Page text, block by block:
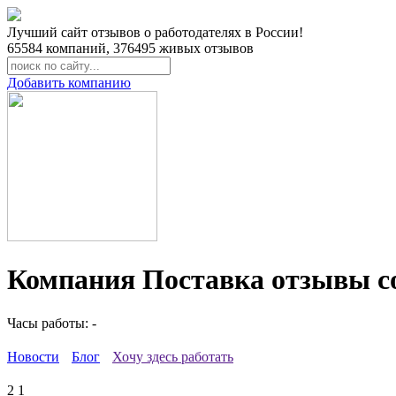
Лучший сайт отзывов о работодателях в России!
65584 компаний, 376495 живых отзывов
Добавить компанию
Компания Поставка отзывы
Часы работы: -
Новости Блог Хочу здесь работать
2 1